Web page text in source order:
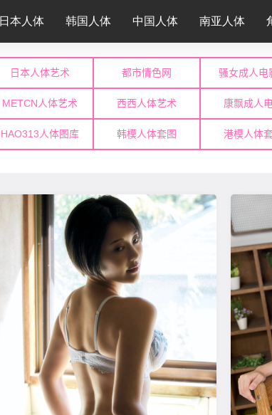
日本人体 韩国人体 中国人体 南亚人体